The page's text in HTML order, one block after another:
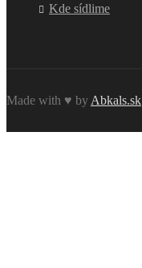
Kde sídlime
Made with ♥ by Abkals.sk